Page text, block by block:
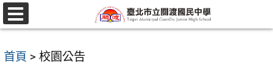
跳
至
要
選
單
首頁 > 校園公告